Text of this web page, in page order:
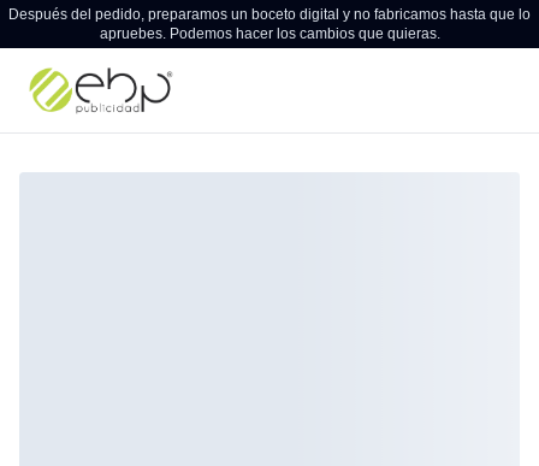
Después del pedido, preparamos un boceto digital y no fabricamos hasta que lo
apruebes. Podemos hacer los cambios que quieras.